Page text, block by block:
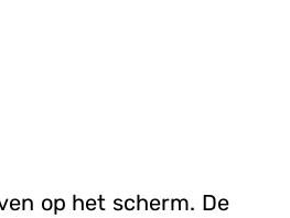
op het scherm. De